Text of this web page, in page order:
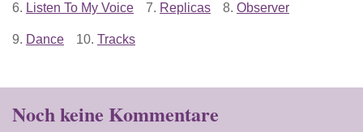
6. Listen To My Voice 7. Replicas 8. Observer
9. Dance 10. Tracks
Noch keine Kommentare